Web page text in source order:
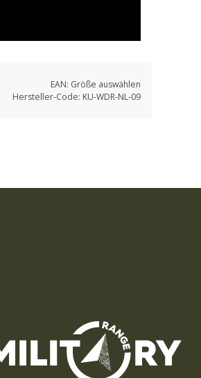
EAN: Größe auswählen
Hersteller-Code: KU-WDR-NL-09